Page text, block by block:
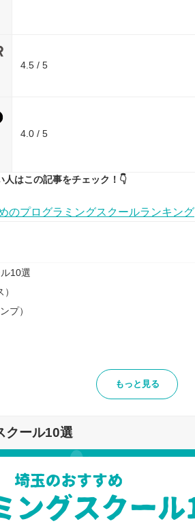
4.5 / 5
4.0 / 5
はこの記事をチェック！👇
のプログラミングスクールランキング
10選
プ）
るか
か
もっと見る
クール10選